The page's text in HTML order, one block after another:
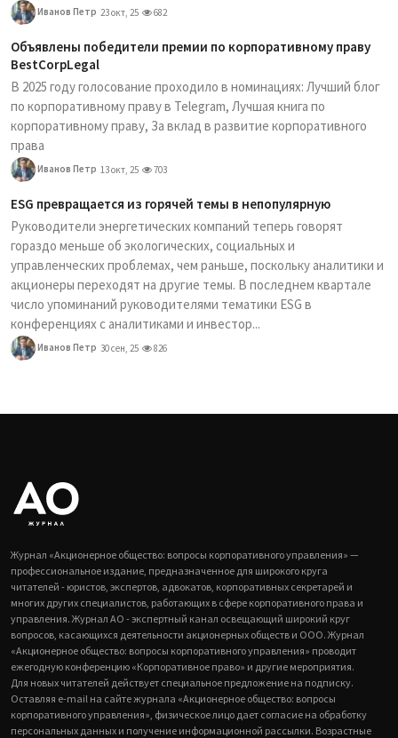
Иванов Петр 23 окт, 25 682
Объявлены победители премии по корпоративному праву
BestCorpLegal
В 2025 году голосование проходило в номинациях: Лучший блог
по корпоративному праву в Telegram, Лучшая книга по
корпоративному праву, За вклад в развитие корпоративного
права
Иванов Петр 13 окт, 25 703
ESG превращается из горячей темы в непопулярную
Руководители энергетических компаний теперь говорят
гораздо меньше об экологических, социальных и
управленческих проблемах, чем раньше, поскольку аналитики и
акционеры переходят на другие темы. В последнем квартале
число упоминаний руководителями тематики ESG в
конференциях с аналитиками и инвестор...
Иванов Петр 30 сен, 25 826
Журнал «Акционерное общество: вопросы корпоративного управления» —
профессиональное издание, предназначенное для широкого круга
читателей - юристов, экспертов, адвокатов, корпоративных секретарей и
многих других специалистов, работающих в сфере корпоративного права и
управления. Журнал АО - экспертный канал освещающий широкий круг
вопросов, касающихся деятельности акционерных обществ и ООО. Журнал
«Акционерное общество: вопросы корпоративного управления» проводит
ежегодную конференцию «Корпоративное право» и другие мероприятия.
Для новых читателей действует специальное предложение на подписку.
Оставляя e-mail на сайте журнала «Акционерное общество: вопросы
корпоративного управления», физическое лицо дает согласие на обработку
персональных данных и получение информационной рассылки. Возрастные